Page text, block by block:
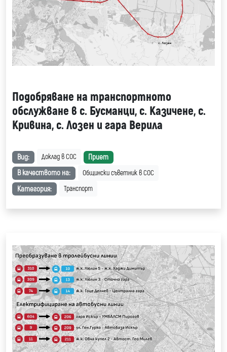
Подобряване на транспортното
обслужване в с. Бусманци, с. Казичене, с.
Кривина, с. Лозен и гара Верила
Вид: Доклад в СОС
Приет
В качеството на:
Общински съветник в СОС
Категория: Транспорт